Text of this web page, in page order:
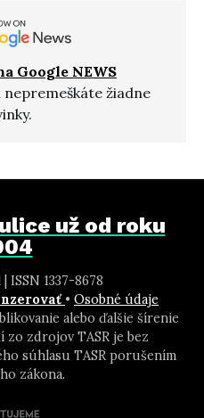
Google NEWS
žiadne
už od roku
ISSN 1337-8678
• Osobné údaje
alebo ďalšie šírenie
zdrojov TASR je bez
súhlasu TASR porušením
zákona.